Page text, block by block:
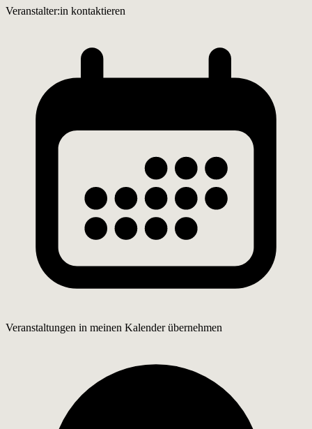
Veranstalter:in kontaktieren
Veranstaltungen in meinen Kalender übernehmen